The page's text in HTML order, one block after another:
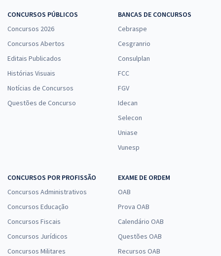
CONCURSOS PÚBLICOS
Concursos 2026
Concursos Abertos
Editais Publicados
Histórias Visuais
Notícias de Concursos
Questões de Concurso
BANCAS DE CONCURSOS
Cebraspe
Cesgranrio
Consulplan
FCC
FGV
Idecan
Selecon
Uniase
Vunesp
CONCURSOS POR PROFISSÃO
Concursos Administrativos
Concursos Educação
Concursos Fiscais
Concursos Jurídicos
Concursos Militares
EXAME DE ORDEM
OAB
Prova OAB
Calendário OAB
Questões OAB
Recursos OAB